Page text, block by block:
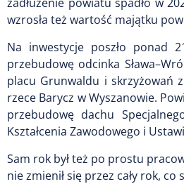
wzrosła też wartość majątku
Na inwestycje poszło ponad
przebudowę odcinka
placu Grunwaldu i skrzyżowań
rzece Barycz w Wyszanowie.
przebudowę dachu
Kształcenia Zawodowego i
Sam rok był też po prostu
nie zmienił się przez cały rok,